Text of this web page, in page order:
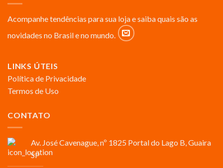
Acompanhe tendências para sua loja e saiba quais são as
novidades no Brasil e no mundo.
LINKS ÚTEIS
Política de Privacidade
Termos de Uso
CONTATO
Av. José Cavenague, nº 1825 Portal do Lago B, Guaira
SP